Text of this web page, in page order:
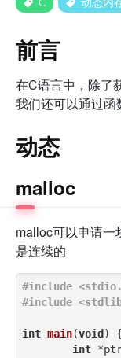
前言
在C语言中，除了
我们还可以通过
动态
malloc
malloc可以申请一
是连续的
#include
#include
int main(void )
{
int